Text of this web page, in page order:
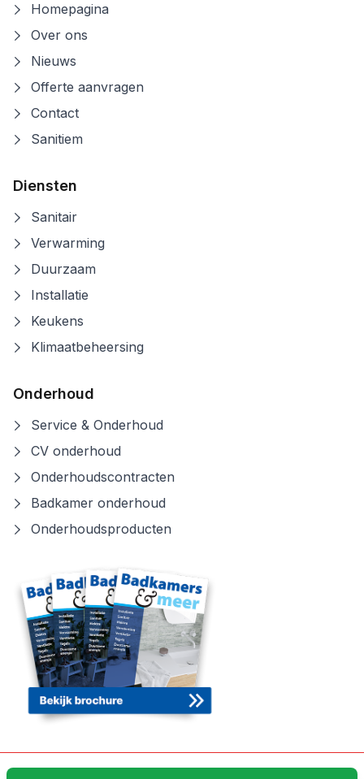
Homepagina
Over ons
Nieuws
Offerte aanvragen
Contact
Sanitiem
Diensten
Sanitair
Verwarming
Duurzaam
Installatie
Keukens
Klimaatbeheersing
Onderhoud
Service & Onderhoud
CV onderhoud
Onderhoudscontracten
Badkamer onderhoud
Onderhoudsproducten